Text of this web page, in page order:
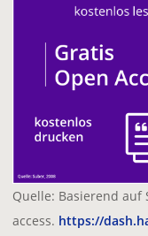
Quelle: Basierend auf
access. https://